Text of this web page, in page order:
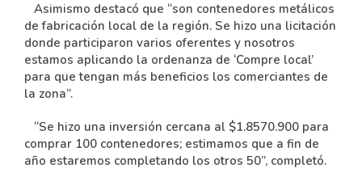
Asimismo destacó que “son contenedores metálicos
de fabricación local de la región. Se hizo una licitación
donde participaron varios oferentes y nosotros
estamos aplicando la ordenanza de ‘Compre local’
para que tengan más beneficios los comerciantes de
la zona”.
“Se hizo una inversión cercana al $1.8570.900 para
comprar 100 contenedores; estimamos que a fin de
año estaremos completando los otros 50”, completó.